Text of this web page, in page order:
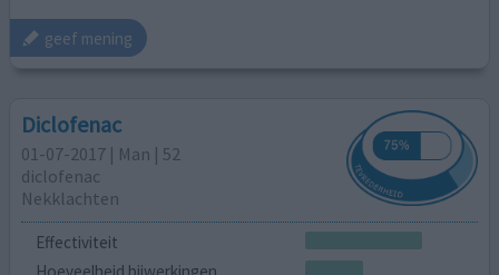
geef mening
Diclofenac
01-07-2017 | Man | 52
diclofenac
Nekklachten
Effectiviteit